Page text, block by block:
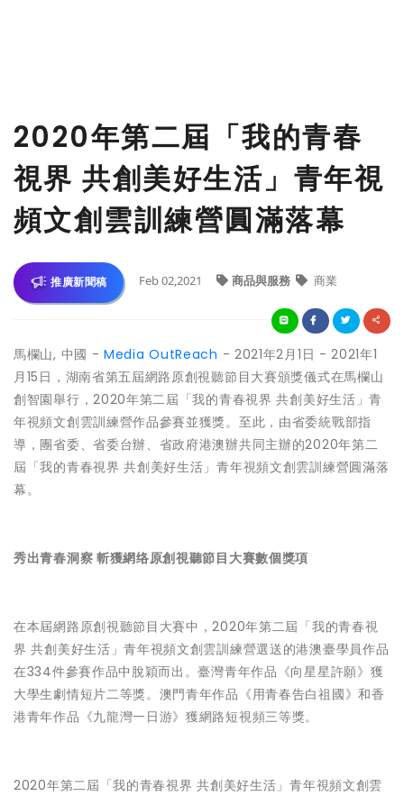
2020年第二屆「我的青春
視界 共創美好生活」青年視
頻文創雲訓練營圓滿落幕
推廣新聞稿 Feb 02,2021 商品與服務 商業
馬欄山, 中國 - Media OutReach - 2021年2月1日 - 2021年1
月15日，湖南省第五屆網路原創視聽節目大賽頒獎儀式在馬欄山
創智園舉行，2020年第二屆「我的青春視界 共創美好生活」青
年視頻文創雲訓練營作品參賽並獲獎。至此，由省委統戰部指
導，團省委、省委台辦、省政府港澳辦共同主辦的2020年第二
屆「我的青春視界 共創美好生活」青年視頻文創雲訓練營圓滿落
幕。
秀出青春洞察 斬獲網络原創視聽節目大賽數個獎項
在本屆網路原創視聽節目大賽中，2020年第二屆「我的青春視
界 共創美好生活」青年視頻文創雲訓練營選送的港澳臺學員作品
在334件參賽作品中脫穎而出。臺灣青年作品《向星星許願》獲
大學生劇情短片二等獎。澳門青年作品《用青春告白祖國》和香
港青年作品《九龍灣一日游》獲網路短視頻三等獎。
2020年第二屆「我的青春視界 共創美好生活」青年視頻文創雲